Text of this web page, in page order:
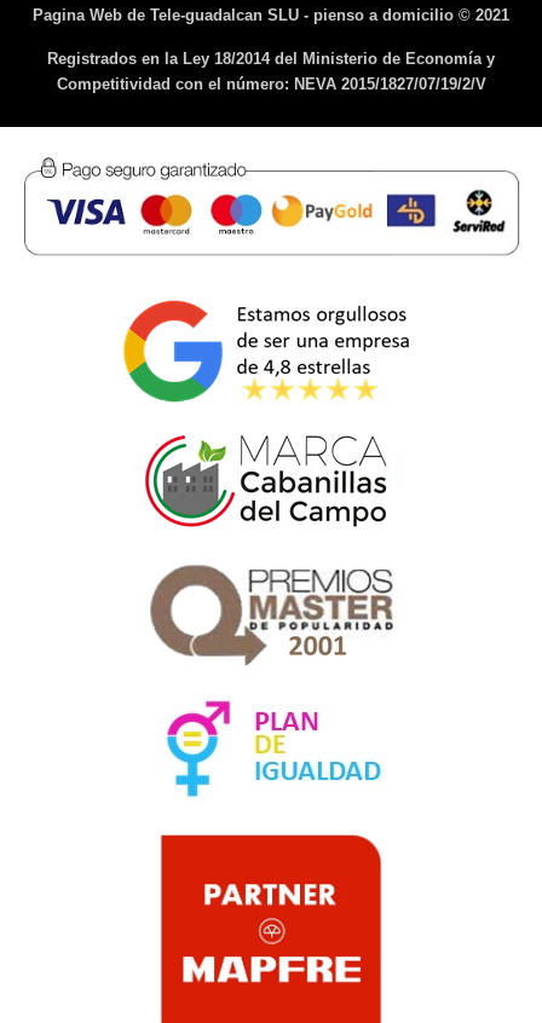
Pagina Web de Tele-guadalcan SLU - pienso a domicilio © 2021
Registrados en la Ley 18/2014 del Ministerio de Economía y
Competitividad con el número: NEVA 2015/1827/07/19/2/V